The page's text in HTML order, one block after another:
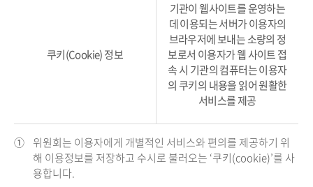
쿠키(Cookie) 정보
기관이 웹사이트를 운영하는
데 이용되는 서버가 이용자의
브라우저에 보내는 소량의 정
보로서 이용자가 웹 사이트 접
속 시 기관의 컴퓨터는 이용자
의 쿠키의 내용을 읽어 원활한
서비스를 제공
① 위원회는 이용자에게 개별적인 서비스와 편의를 제공하기 위
해 이용정보를 저장하고 수시로 불러오는 ‘쿠키(cookie)’를 사
용합니다.